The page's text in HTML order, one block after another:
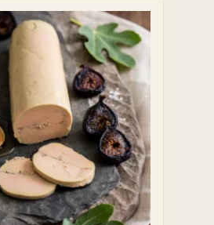
options
peuvent
être
choisies
sur
la
page
du
produit